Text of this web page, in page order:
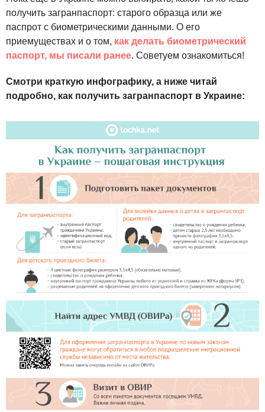
получить загранпаспорт: старого образца или же
паспрот с биометрическими данными. О его
приемуществах и о том, как делать биометрический
паспорт, мы писали ранее. Советуем ознакомиться!
Смотри краткую инфографику, а ниже читай
подробно, как получить загранпаспорт в Украине: